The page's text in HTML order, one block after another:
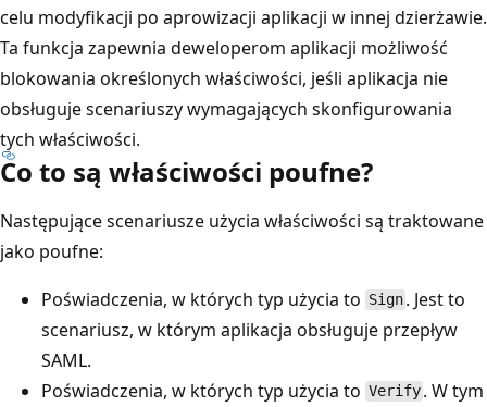
celu modyfikacji po aprowizacji aplikacji w innej dzierżawie.
Ta funkcja zapewnia deweloperom aplikacji możliwość
blokowania określonych właściwości, jeśli aplikacja nie
obsługuje scenariuszy wymagających skonfigurowania
tych właściwości.
Co to są właściwości poufne?
Następujące scenariusze użycia właściwości są traktowane
jako poufne:
Poświadczenia, w których typ użycia to Sign . Jest to
scenariusz, w którym aplikacja obsługuje przepływ
SAML.
Poświadczenia, w których typ użycia to Verify . W tym